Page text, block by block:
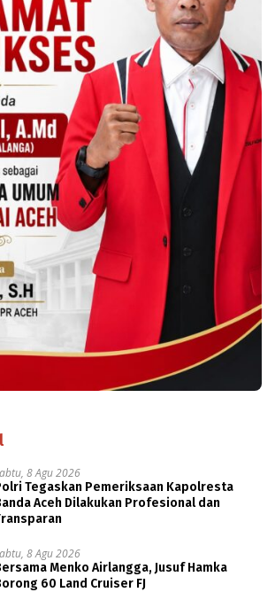
8 Agu 2026
Tegaskan Pemeriksaan Kapolresta
Aceh Dilakukan Profesional dan
8 Agu 2026
Menko Airlangga, Jusuf Hamka
60 Land Cruiser FJ